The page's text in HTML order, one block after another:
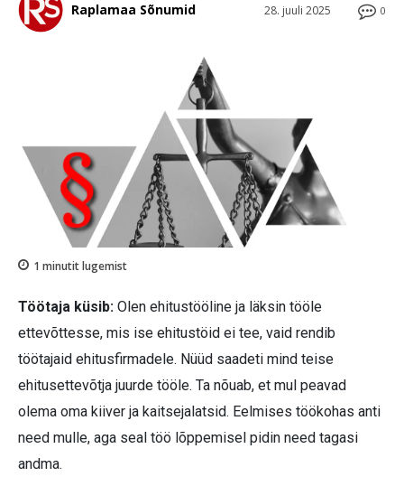
0
28. juuli 2025
Raplamaa Sõnumid
1 minutit lugemist
Töötaja küsib: Olen ehitustööline ja läksin tööle
ettevõttesse, mis ise ehitustöid ei tee, vaid rendib
töötajaid ehitusfirmadele. Nüüd saadeti mind teise
ehitusettevõtja juurde tööle. Ta nõuab, et mul peavad
olema oma kiiver ja kaitsejalatsid. Eelmises töökohas anti
need mulle, aga seal töö lõppemisel pidin need tagasi
andma.